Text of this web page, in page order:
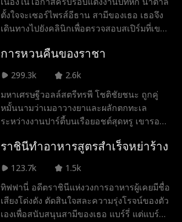
ตั้งใจจะเซอร์ไพรส์อีธาน สามีของเธอ เธอจึง
เดินทางไปยังคลินิกเพื่อตรวจสอบสเปิร์มที่เขา
ตกใจว่าเขาแอบมาถอนมันออกไปตั้งนานแล้ว
เก่าผู้เป็นรักแรกในวัยเด็ก เพื่อให้เธอคนนั้นได้
อุ้มท้องลูกของเขา และในตอนนี้ ผู้หญิงคนนั้น
ได้กลับมาแล้วพร้อมกับเด็กที่เป็นเลือดเนื้อเชื้อ
ไขของอีธาน และที่เลวร้ายยิ่งกว่านั้นคือ อี
บ้านของพวกเธอ ราวกับว่าที่นี่เป็นที่ของพวก
เขามาตั้งแต่แรก หลังจากถูกหักหลังและเหยียบ
ย่ำหัวใจซ้ำแล้วซ้ำเล่า ในที่สุดนาตาลีก็ตัดสิน
ใจได้อย่างเด็ดขาด เธอพอแล้ว เธอต้องการ
หย่า และจะเดินจากไปจากชีวิตเขาตลอดกาล
อีธานจะสามารถยื้อชีวิตคู่ครั้งนี้เอาไว้ได้ทัน
การหวนคืนของราชา
299.3k
2.6k
มหาเศรษฐีวอลล์สตรีทรพี โชติชัยชนะ ถูกคู่
หมั้นนามว่าเมอาวางยาและผลักตกทะเล
ระหว่างงานปาร์ตี้บนเรือยอชต์สุดหรู เขารอด
ตัวตนของตัวเองไป รพีได้รับการช่วยเหลือจาก
ครอบครัวและให้ทำงานในร้านอาหารเล็ก ๆ
แม้จะถูกดาริกา แม่เลี้ยงของสายฝนกลั่นแกล้ง
ตลอดเวลา แต่ทั้งคู่ก็ค่อย ๆ สนิทและตกหลุม
รักกัน เมื่อจิระพ่อของสายฝนล้มป่วย รพีก็เข้า
ราชินีทำอาหารสูตรสำเร็จหย่าร้าง
123.7k
1.5k
ทิฟฟานี่ อดีตราชินีแห่งวงการอาหารผู้เคยมีชื่อ
เสียงโด่งดัง ตัดสินใจสละความรุ่งโรจน์ของตัว
เองเพื่อสนับสนุนสามีของเธอ แบร์รี่ แต่แบร์รี่